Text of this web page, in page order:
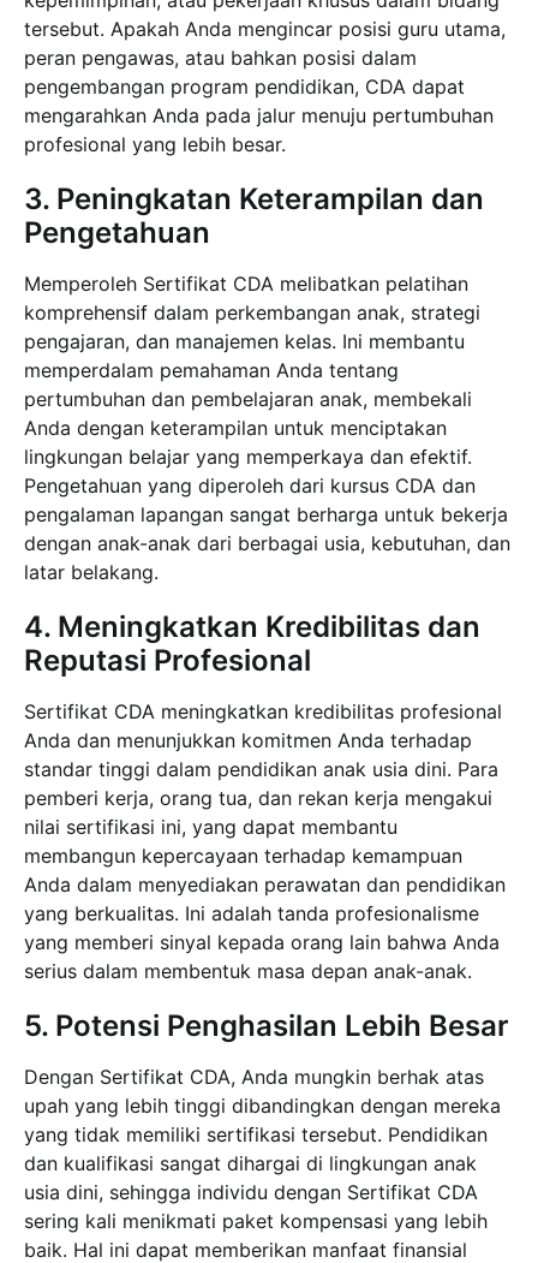
tersebut. Apakah Anda mengincar posisi guru utama,
peran pengawas, atau bahkan posisi dalam
pengembangan program pendidikan, CDA dapat
mengarahkan Anda pada jalur menuju pertumbuhan
profesional yang lebih besar.
3. Peningkatan Keterampilan dan
Pengetahuan
Memperoleh Sertifikat CDA melibatkan pelatihan
komprehensif dalam perkembangan anak, strategi
pengajaran, dan manajemen kelas. Ini membantu
memperdalam pemahaman Anda tentang
pertumbuhan dan pembelajaran anak, membekali
Anda dengan keterampilan untuk menciptakan
lingkungan belajar yang memperkaya dan efektif.
Pengetahuan yang diperoleh dari kursus CDA dan
pengalaman lapangan sangat berharga untuk bekerja
dengan anak-anak dari berbagai usia, kebutuhan, dan
latar belakang.
4. Meningkatkan Kredibilitas dan
Reputasi Profesional
Sertifikat CDA meningkatkan kredibilitas profesional
Anda dan menunjukkan komitmen Anda terhadap
standar tinggi dalam pendidikan anak usia dini. Para
pemberi kerja, orang tua, dan rekan kerja mengakui
nilai sertifikasi ini, yang dapat membantu
membangun kepercayaan terhadap kemampuan
Anda dalam menyediakan perawatan dan pendidikan
yang berkualitas. Ini adalah tanda profesionalisme
yang memberi sinyal kepada orang lain bahwa Anda
serius dalam membentuk masa depan anak-anak.
5. Potensi Penghasilan Lebih Besar
Dengan Sertifikat CDA, Anda mungkin berhak atas
upah yang lebih tinggi dibandingkan dengan mereka
yang tidak memiliki sertifikasi tersebut. Pendidikan
dan kualifikasi sangat dihargai di lingkungan anak
usia dini, sehingga individu dengan Sertifikat CDA
sering kali menikmati paket kompensasi yang lebih
baik. Hal ini dapat memberikan manfaat finansial